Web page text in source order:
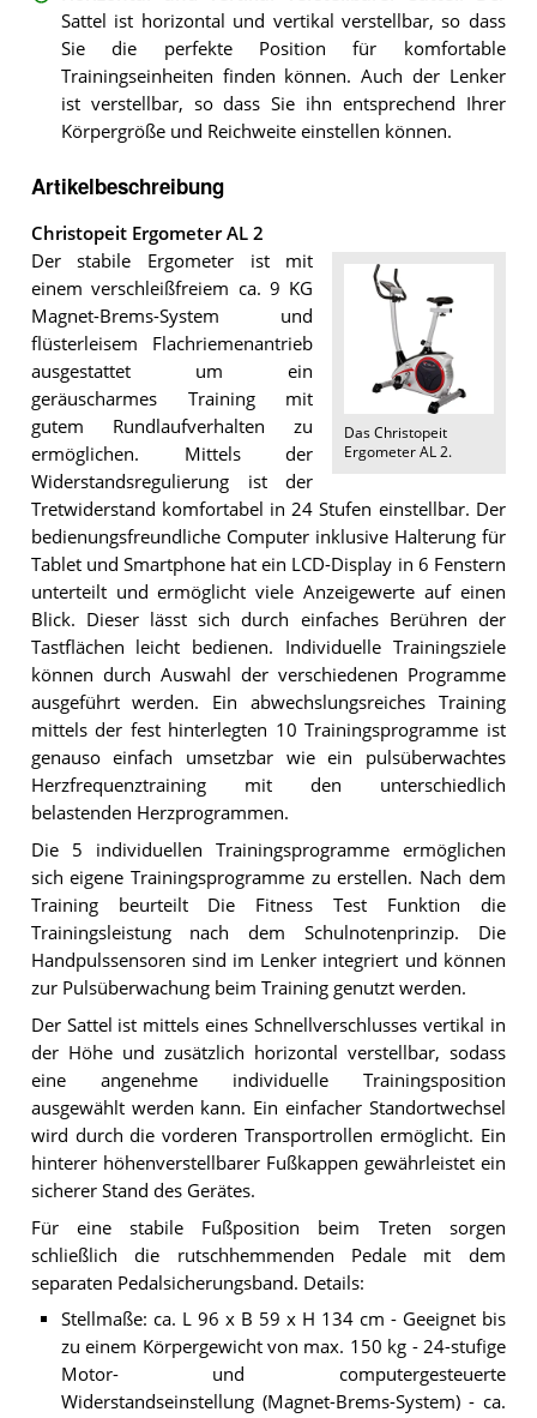
Sattel ist horizontal und vertikal verstellbar, so dass
Sie die perfekte Position für komfortable
Trainingseinheiten finden können. Auch der Lenker
ist verstellbar, so dass Sie ihn entsprechend Ihrer
Körpergröße und Reichweite einstellen können.
Artikelbeschreibung
Christopeit Ergometer AL 2
Das Christopeit
Ergometer AL 2.
Der stabile Ergometer ist mit
einem verschleißfreiem ca. 9 KG
Magnet-Brems-System und
flüsterleisem Flachriemenantrieb
ausgestattet um ein
geräuscharmes Training mit
gutem Rundlaufverhalten zu
ermöglichen. Mittels der
Widerstandsregulierung ist der
Tretwiderstand komfortabel in 24 Stufen einstellbar. Der
bedienungsfreundliche Computer inklusive Halterung für
Tablet und Smartphone hat ein LCD-Display in 6 Fenstern
unterteilt und ermöglicht viele Anzeigewerte auf einen
Blick. Dieser lässt sich durch einfaches Berühren der
Tastflächen leicht bedienen. Individuelle Trainingsziele
können durch Auswahl der verschiedenen Programme
ausgeführt werden. Ein abwechslungsreiches Training
mittels der fest hinterlegten 10 Trainingsprogramme ist
genauso einfach umsetzbar wie ein pulsüberwachtes
Herzfrequenztraining mit den unterschiedlich
belastenden Herzprogrammen.
Die 5 individuellen Trainingsprogramme ermöglichen
sich eigene Trainingsprogramme zu erstellen. Nach dem
Training beurteilt Die Fitness Test Funktion die
Trainingsleistung nach dem Schulnotenprinzip. Die
Handpulssensoren sind im Lenker integriert und können
zur Pulsüberwachung beim Training genutzt werden.
Der Sattel ist mittels eines Schnellverschlusses vertikal in
der Höhe und zusätzlich horizontal verstellbar, sodass
eine angenehme individuelle Trainingsposition
ausgewählt werden kann. Ein einfacher Standortwechsel
wird durch die vorderen Transportrollen ermöglicht. Ein
hinterer höhenverstellbarer Fußkappen gewährleistet ein
sicherer Stand des Gerätes.
Für eine stabile Fußposition beim Treten sorgen
schließlich die rutschhemmenden Pedale mit dem
separaten Pedalsicherungsband. Details:
Stellmaße: ca. L 96 x B 59 x H 134 cm - Geeignet bis
zu einem Körpergewicht von max. 150 kg - 24-stufige
Motor- und computergesteuerte
Widerstandseinstellung (Magnet-Brems-System) - ca.